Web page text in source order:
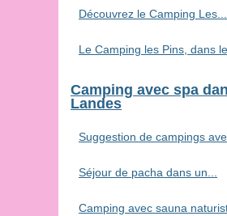
Découvrez le Camping Les...
Le Camping les Pins, dans
Camping avec spa
Landes
Suggestion de campings
Séjour de pacha dans un...
Camping avec sauna